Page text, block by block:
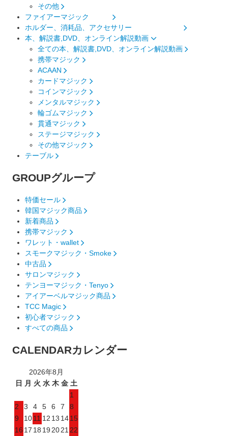
その他
ファイアーマジック
ホルダー、消耗品、アクセサリー
本、解説書,DVD、オンライン解説動画
全ての本、解説書,DVD、オンライン解説動画
携帯マジック
ACAAN
カードマジック
コインマジック
メンタルマジック
輪ゴムマジック
貫通マジック
ステージマジック
その他マジック
テーブル
GROUPグループ
特価セール
韓国マジック商品
新着商品
携帯マジック
ワレット・wallet
スモークマジック・Smoke
中古品
サロンマジック
テンヨーマジック・Tenyo
アイアーベルマジック商品
TCC Magic
初心者マジック
すべての商品
CALENDARカレンダー
2026年8月
日 月 火 水 木 金 土
1
2
3 4 5 6 7
8
9
1011 12 13 1415
16 17 18 19 2021 22